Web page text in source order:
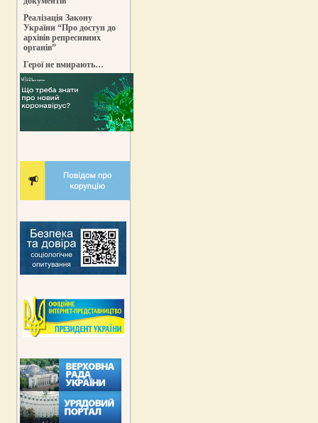
Реалізація Закону
України “Про доступ до
архівів репресивних
органів”
Герої не вмирають…